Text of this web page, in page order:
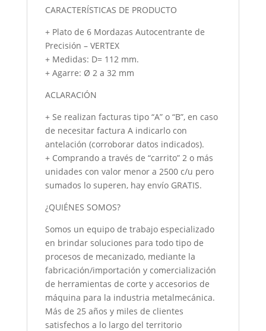
CARACTERÍSTICAS DE PRODUCTO
+ Plato de 6 Mordazas Autocentrante de
Precisión – VERTEX
+ Medidas: D= 112 mm.
+ Agarre: Ø 2 a 32 mm
ACLARACIÓN
+ Se realizan facturas tipo “A” o “B”, en caso
de necesitar factura A indicarlo con
antelación (corroborar datos indicados).
+ Comprando a través de “carrito” 2 o más
unidades con valor menor a 2500 c/u pero
sumados lo superen, hay envío GRATIS.
¿QUIÉNES SOMOS?
Somos un equipo de trabajo especializado
en brindar soluciones para todo tipo de
procesos de mecanizado, mediante la
fabricación/importación y comercialización
de herramientas de corte y accesorios de
máquina para la industria metalmecánica.
Más de 25 años y miles de clientes
satisfechos a lo largo del territorio